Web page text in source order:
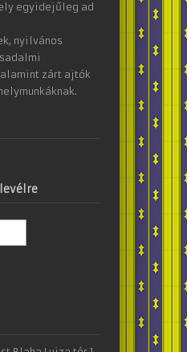
egyidejűleg ad
nyilvános
zárt ajtók